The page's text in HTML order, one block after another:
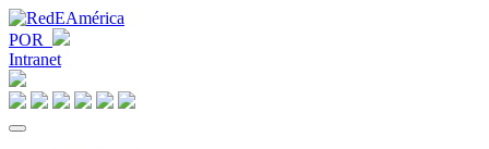
POR
Intranet